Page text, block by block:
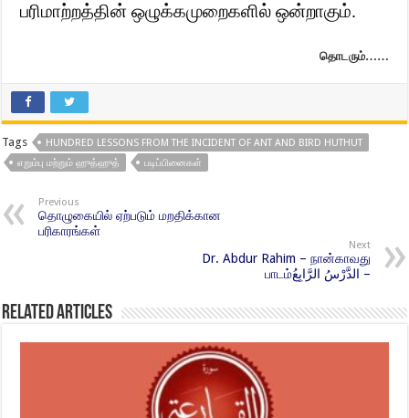
பரிமாற்றத்தின் ஒழுக்கமுறைகளில் ஒன்றாகும்.
தொடரும்……
Tags
HUNDRED LESSONS FROM THE INCIDENT OF ANT AND BIRD HUTHUT
எறும்பு மற்றும் ஹுத்ஹுத்
படிப்பினைகள்
Previous
தொழுகையில் ஏற்படும் மறதிக்கான
பரிகாரங்கள்
Next
Dr. Abdur Rahim – நான்காவது
பாடம்الدَّرْسُ الرَّابِعُ –
Related Articles